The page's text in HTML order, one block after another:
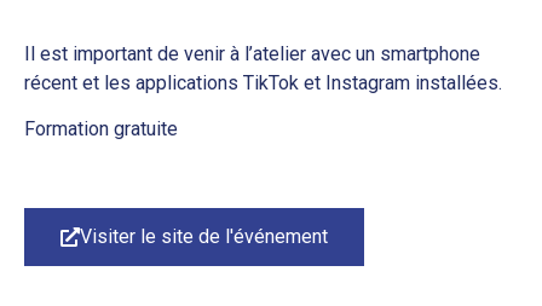
Il est important de venir à l’atelier avec un smartphone
récent et les applications TikTok et Instagram installées.
Formation gratuite
Visiter le site de l'événement